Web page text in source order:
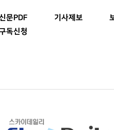
문PDF
독신청
기사제보